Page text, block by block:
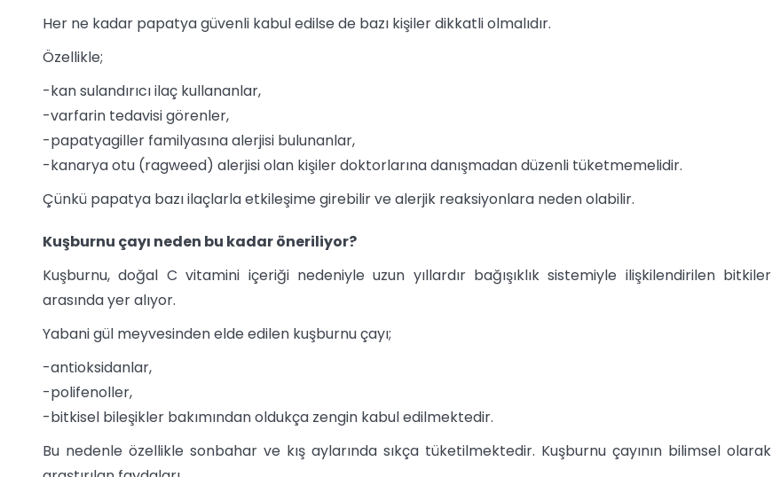
Her ne kadar papatya güvenli kabul edilse de bazı kişiler dikkatli olmalıdır.
Özellikle;
-kan sulandırıcı ilaç kullananlar,
-varfarin tedavisi görenler,
-papatyagiller familyasına alerjisi bulunanlar,
-kanarya otu (ragweed) alerjisi olan kişiler doktorlarına danışmadan düzenli tüketmemelidir.
Çünkü papatya bazı ilaçlarla etkileşime girebilir ve alerjik reaksiyonlara neden olabilir.
Kuşburnu çayı neden bu kadar öneriliyor?
Kuşburnu, doğal C vitamini içeriği nedeniyle uzun yıllardır bağışıklık sistemiyle ilişkilendirilen bitkiler
arasında yer alıyor.
Yabani gül meyvesinden elde edilen kuşburnu çayı;
-antioksidanlar,
-polifenoller,
-bitkisel bileşikler bakımından oldukça zengin kabul edilmektedir.
Bu nedenle özellikle sonbahar ve kış aylarında sıkça tüketilmektedir. Kuşburnu çayının bilimsel olarak